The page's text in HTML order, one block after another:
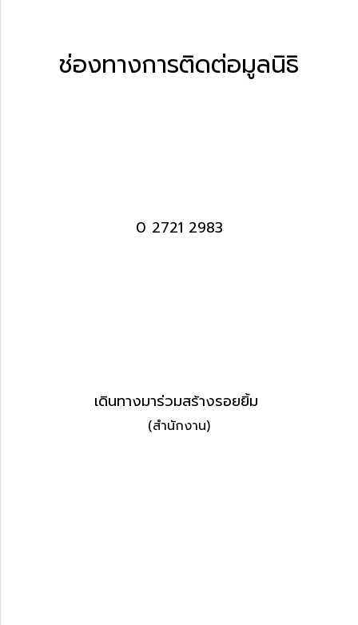
ช่องทางการติดต่อมูลนิธิ
0 2721 2983
เดินทางมาร่วมสร้างรอยยิ้ม
(สำนักงาน)